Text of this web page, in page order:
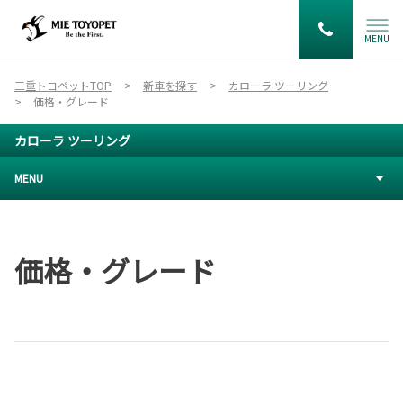
MENU
三重トヨペットTOP 新車を探す
カローラ ツーリング
価格・グレード
カローラ ツーリング
MENU
価格・グレード